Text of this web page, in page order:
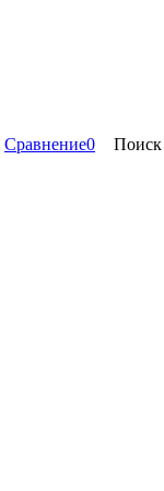
Сравнение0 Поиск